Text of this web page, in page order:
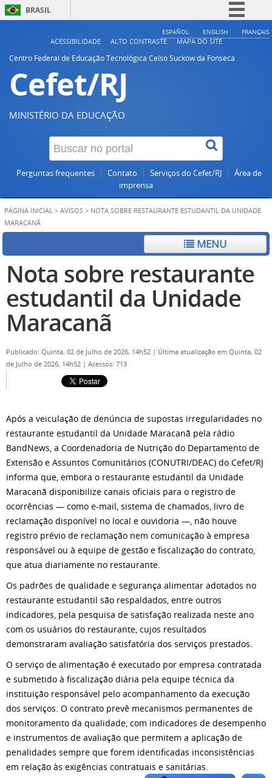
BRASIL
Simplifique!
ESPAÑOL ENGLISH FRANÇAIS
ACESSIBILIDADE ALTO CONTRASTE
MAPA DO SITE
Centro Federal de Educação Tecnológica Celso Suckow da Fonseca
Cefet/RJ
MINISTÉRIO DA EDUCAÇÃO
Perguntas frequentes Contato Serviços do Cefet/RJ
Área de
imprensa
PÁGINA INICIAL > AVISOS > NOTA SOBRE RESTAURANTE ESTUDANTIL DA UNIDADE
MARACANÃ
MENU
Nota sobre restaurante
estudantil da Unidade
Maracanã
Publicado: Quinta, 02 de Julho de 2026, 14h52 | Última atualização em Quinta, 02
de Julho de 2026, 14h52 | Acessos: 713
Após a veiculação de denúncia de supostas irregularidades no
restaurante estudantil da Unidade Maracanã pela rádio
BandNews, a Coordenadoria de Nutrição do Departamento de
Extensão e Assuntos Comunitários (CONUTRI/DEAC) do Cefet/RJ
informa que, embora o restaurante estudantil da Unidade
Maracanã disponibilize canais oficiais para o registro de
ocorrências — como e-mail, sistema de chamados, livro de
reclamação disponível no local e ouvidoria —, não houve
registro prévio de reclamação nem comunicação à empresa
responsável ou à equipe de gestão e fiscalização do contrato,
que atua diariamente no restaurante.
Os padrões de qualidade e segurança alimentar adotados no
restaurante estudantil são respaldados, entre outros
indicadores, pela pesquisa de satisfação realizada neste ano
com os usuários do restaurante, cujos resultados
demonstraram avaliação satisfatória dos serviços prestados.
O serviço de alimentação é executado por empresa contratada
e submetido à fiscalização diária pela equipe técnica da
instituição responsável pelo acompanhamento da execução
dos serviços. O contrato prevê mecanismos permanentes de
monitoramento da qualidade, com indicadores de desempenho
e instrumentos de avaliação que permitem a aplicação de
penalidades sempre que forem identificadas inconsistências
em relação às exigências contratuais e sanitárias.